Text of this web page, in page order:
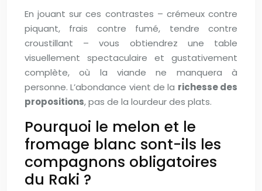
En jouant sur ces contrastes – crémeux contre
piquant, frais contre fumé, tendre contre
croustillant – vous obtiendrez une table
visuellement spectaculaire et gustativement
complète, où la viande ne manquera à
personne. L’abondance vient de la richesse des
propositions, pas de la lourdeur des plats.
Pourquoi le melon et le
fromage blanc sont-ils les
compagnons obligatoires
du Raki ?